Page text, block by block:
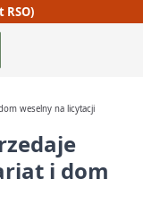
weselny na licytacji
i dom